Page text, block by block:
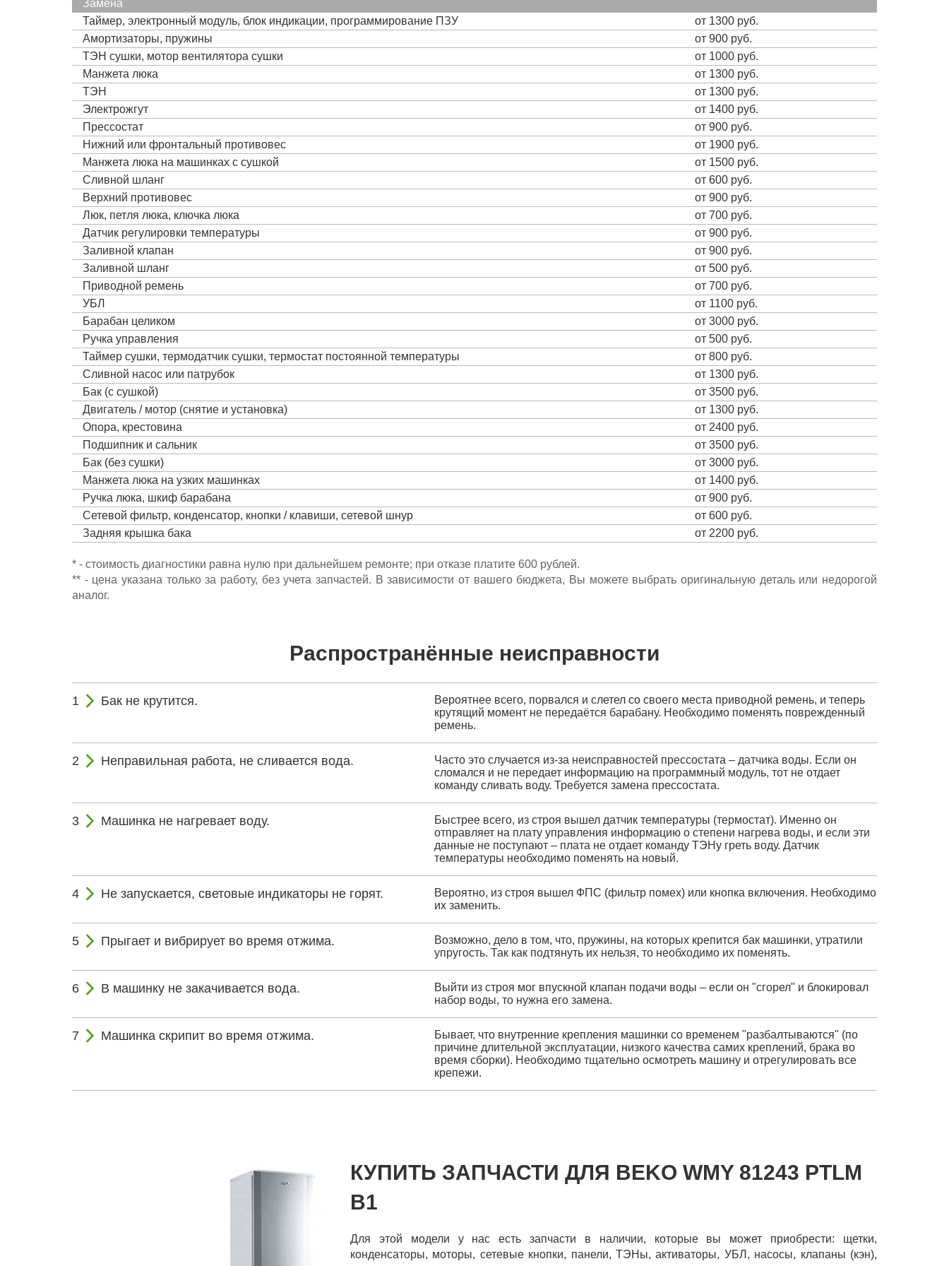
Замена
Таймер, электронный модуль, блок индикации, программирование ПЗУ
от 1300 руб.
Амортизаторы, пружины
от 900 руб.
ТЭН сушки, мотор вентилятора сушки
от 1000 руб.
Манжета люка
от 1300 руб.
ТЭН
от 1300 руб.
Электрожгут
от 1400 руб.
Прессостат
от 900 руб.
Нижний или фронтальный противовес
от 1900 руб.
Манжета люка на машинках с сушкой
от 1500 руб.
Сливной шланг
от 600 руб.
Верхний противовес
от 900 руб.
Люк, петля люка, ключка люка
от 700 руб.
Датчик регулировки температуры
от 900 руб.
Заливной клапан
от 900 руб.
Заливной шланг
от 500 руб.
Приводной ремень
от 700 руб.
УБЛ
от 1100 руб.
Барабан целиком
от 3000 руб.
Ручка управления
от 500 руб.
Таймер сушки, термодатчик сушки, термостат постоянной температуры
от 800 руб.
Сливной насос или патрубок
от 1300 руб.
Бак (с сушкой)
от 3500 руб.
Двигатель / мотор (снятие и установка)
от 1300 руб.
Опора, крестовина
от 2400 руб.
Подшипник и сальник
от 3500 руб.
Бак (без сушки)
от 3000 руб.
Манжета люка на узких машинках
от 1400 руб.
Ручка люка, шкиф барабана
от 900 руб.
Сетевой фильтр, конденсатор, кнопки / клавиши, сетевой шнур
от 600 руб.
Задняя крышка бака
от 2200 руб.
* - стоимость диагностики равна нулю при дальнейшем ремонте; при отказе платите 600 рублей.
** - цена указана только за работу, без учета запчастей. В зависимости от вашего бюджета, Вы можете выбрать оригинальную деталь или недорогой
аналог.
Распространённые неисправности
Бак не крутится.
Вероятнее всего, порвался и слетел со своего места приводной ремень, и теперь
крутящий момент не передаётся барабану. Необходимо поменять поврежденный
ремень.
Неправильная работа, не сливается вода.
Часто это случается из-за неисправностей прессостата – датчика воды. Если он
сломался и не передает информацию на программный модуль, тот не отдает
команду сливать воду. Требуется замена прессостата.
Машинка не нагревает воду.
Быстрее всего, из строя вышел датчик температуры (термостат). Именно он
отправляет на плату управления информацию о степени нагрева воды, и если эти
данные не поступают – плата не отдает команду ТЭНу греть воду. Датчик
температуры необходимо поменять на новый.
Не запускается, световые индикаторы не горят.
Вероятно, из строя вышел ФПС (фильтр помех) или кнопка включения. Необходимо
их заменить.
Прыгает и вибрирует во время отжима.
Возможно, дело в том, что, пружины, на которых крепится бак машинки, утратили
упругость. Так как подтянуть их нельзя, то необходимо их поменять.
В машинку не закачивается вода.
Выйти из строя мог впускной клапан подачи воды – если он "сгорел" и блокировал
набор воды, то нужна его замена.
Машинка скрипит во время отжима.
Бывает, что внутренние крепления машинки со временем "разбалтываются" (по
причине длительной эксплуатации, низкого качества самих креплений, брака во
время сборки). Необходимо тщательно осмотреть машину и отрегулировать все
крепежи.
КУПИТЬ ЗАПЧАСТИ ДЛЯ BEKO WMY 81243 PTLM
B1
Для этой модели у нас есть запчасти в наличии, которые вы может приобрести: щетки,
конденсаторы, моторы, сетевые кнопки, панели, ТЭНы, активаторы, УБЛ, насосы, клапаны (кэн),